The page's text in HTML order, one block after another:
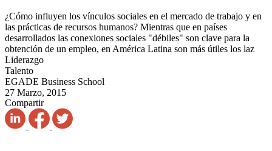
¿Cómo influyen los vínculos sociales en el mercado de trabajo y en
las prácticas de recursos humanos? Mientras que en países
desarrollados las conexiones sociales "débiles" son clave para la
obtención de un empleo, en América Latina son más útiles los laz
Liderazgo
Talento
EGADE Business School
27 Marzo, 2015
Compartir